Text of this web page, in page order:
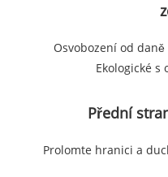
Osvobození od
Ekologické s
Přední
Prolomte hranici a